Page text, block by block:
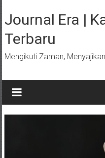
konten
Journal Era |
Terbaru
Mengikuti Zaman,